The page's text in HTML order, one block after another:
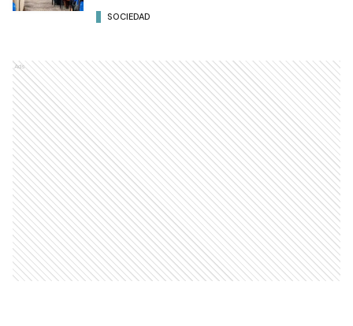
SOCIEDAD
Ads